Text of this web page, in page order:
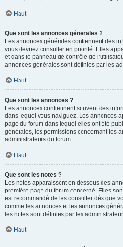
Haut
Que sont les annonces générales ?
Les annonces générales contiennent des
vous devriez consulter en priorité. Elles
et dans le panneau de contrôle de
annonces générales sont définies par les
Haut
Que sont les annonces ?
Les annonces contiennent souvent des
dans lequel vous naviguez. Les annonces
page du forum dans lequel elles ont été
générales, les permissions concernant les
administrateurs du forum.
Haut
Que sont les notes ?
Les notes apparaissent en dessous des
première page du forum concerné. Elles
est recommandé de les consulter dès que
comme les annonces et les annonces
les notes sont définies par les
Haut